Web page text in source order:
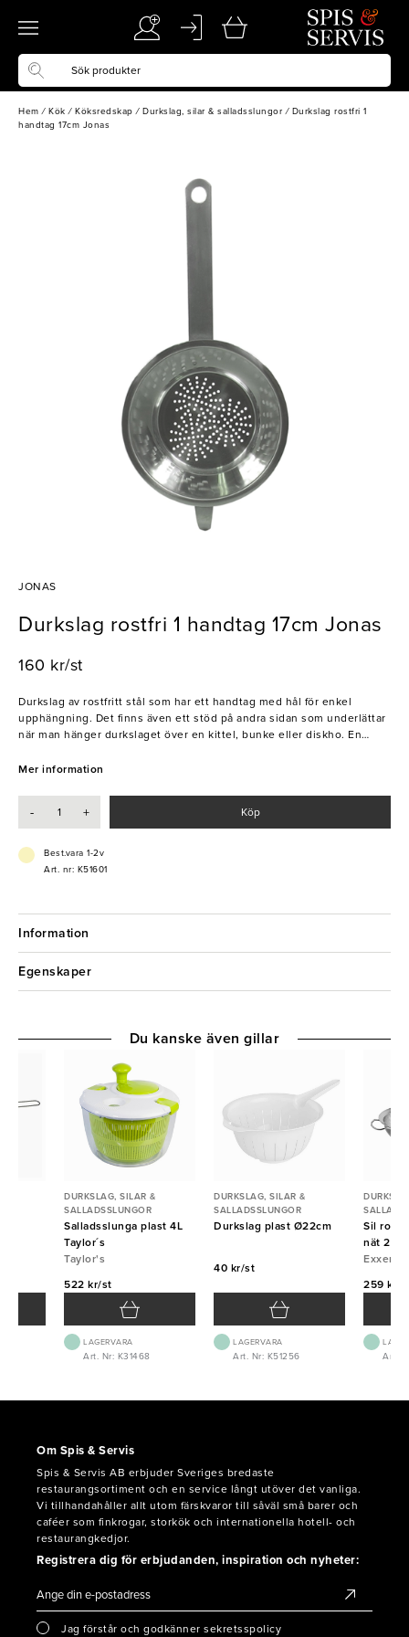
Hem / Kök / Köksredskap / Durkslag, silar & salladsslungor / Durkslag rostfri 1
handtag 17cm Jonas
JONAS
Durkslag rostfri 1 handtag 17cm Jonas
160 kr/st
Durkslag av rostfritt stål som har ett handtag med hål för enkel
upphängning. Det finns även ett stöd på andra sidan som underlättar
när man hänger durkslaget över en kittel, bunke eller diskho. En
Mer information
- + Köp
Best.vara 1-2v
Art. nr: K51601
Information
Egenskaper
DURKSLAG, SILAR &
SALLADSSLUNGOR
Salladsslunga plast 4L
Taylor´s
Taylor's
522 kr/st
LAGERVARA
Art. Nr: K31468
DURKSLAG, SILAR &
SALLADSSLUNGOR
Durkslag plast Ø22cm
40 kr/st
LAGERVARA
Art. Nr: K51256
Sil
nät
Exxent
259 kr/
Art.
Du kanske även gillar
Om Spis & Servis
Spis & Servis AB erbjuder Sveriges bredaste
restaurangsortiment och en service långt utöver det vanliga.
Vi tillhandahåller allt utom färskvaror till såväl små barer och
caféer som finkrogar, storkök och internationella hotell- och
restaurangkedjor.
Registrera dig för erbjudanden, inspiration och nyheter:
Jag förstår och godkänner sekretsspolicy